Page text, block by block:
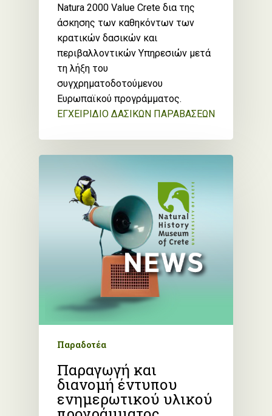
Natura 2000 Value Crete δια της
άσκησης των καθηκόντων των
κρατικών δασικών και
περιβαλλοντικών Υπηρεσιών μετά
τη λήξη του
συγχρηματοδοτούμενου
Ευρωπαϊκού προγράμματος.
ΕΓΧΕΙΡΙΔΙΟ ΔΑΣΙΚΩΝ ΠΑΡΑΒΑΣΕΩΝ
Παραδοτέα
Παραγωγή και
διανομή έντυπου
ενημερωτικού υλικού